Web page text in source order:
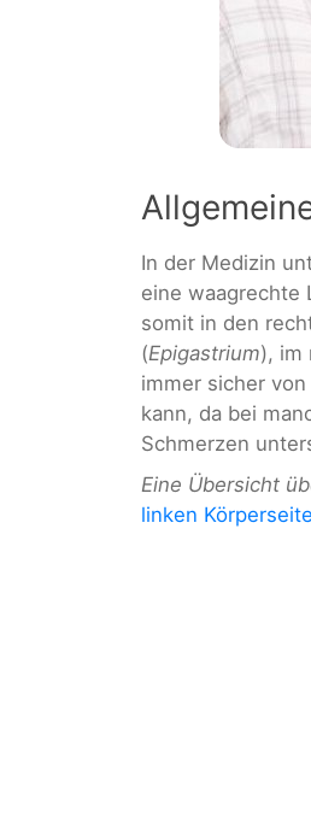
In der Medizin
eine waagrechte
somit in den
(Epigastrium), im
immer sicher
kann, da bei
Schmerzen
Eine Übersicht
linken Körperseite